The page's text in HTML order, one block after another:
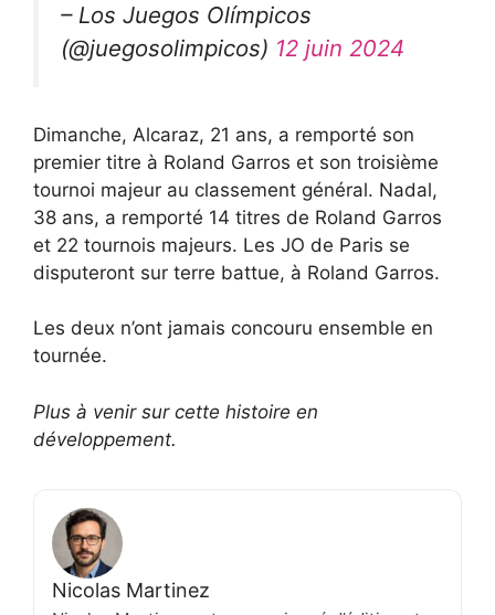
– Los Juegos Olímpicos
(@juegosolimpicos) 12 juin 2024
Dimanche, Alcaraz, 21 ans, a remporté son
premier titre à Roland Garros et son troisième
tournoi majeur au classement général. Nadal,
38 ans, a remporté 14 titres de Roland Garros
et 22 tournois majeurs. Les JO de Paris se
disputeront sur terre battue, à Roland Garros.
Les deux n’ont jamais concouru ensemble en
tournée.
Plus à venir sur cette histoire en
développement.
Nicolas Martinez